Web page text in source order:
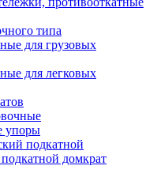
типа
для грузовых
для легковых
упоры
подкатной
домкрат